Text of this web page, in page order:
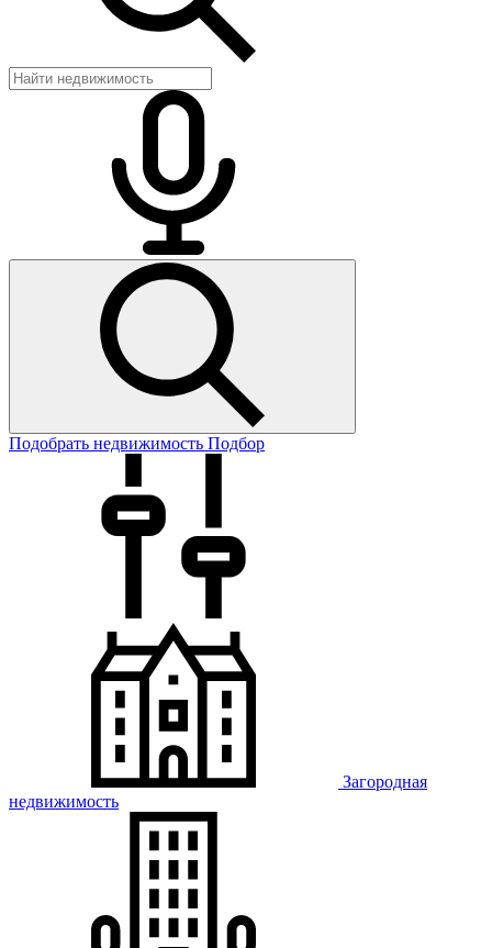
Подобрать недвижимость Подбор
Загородная
недвижимость